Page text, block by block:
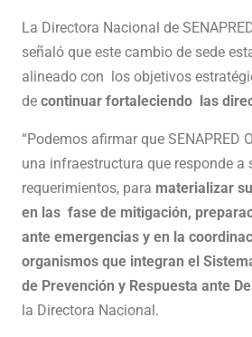
La Directora Nacional de
señaló que este cambio de sede
alineado con los objetivos
de continuar fortaleciendo las
“Podemos afirmar que SENAPRED
una infraestructura que responde a
requerimientos, para materializar
en las fase de mitigación,
ante emergencias y en la
organismos que integran el
de Prevención y Respuesta ante
la Directora Nacional.